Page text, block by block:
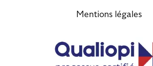
Mentions légales